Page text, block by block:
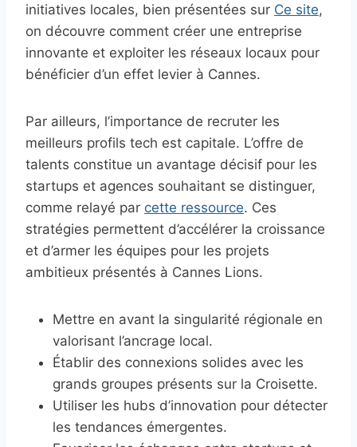
initiatives locales, bien présentées sur Ce site,
on découvre comment créer une entreprise
innovante et exploiter les réseaux locaux pour
bénéficier d’un effet levier à Cannes.
Par ailleurs, l’importance de recruter les
meilleurs profils tech est capitale. L’offre de
talents constitue un avantage décisif pour les
startups et agences souhaitant se distinguer,
comme relayé par cette ressource. Ces
stratégies permettent d’accélérer la croissance
et d’armer les équipes pour les projets
ambitieux présentés à Cannes Lions.
Mettre en avant la singularité régionale en
valorisant l’ancrage local.
Établir des connexions solides avec les
grands groupes présents sur la Croisette.
Utiliser les hubs d’innovation pour détecter
les tendances émergentes.